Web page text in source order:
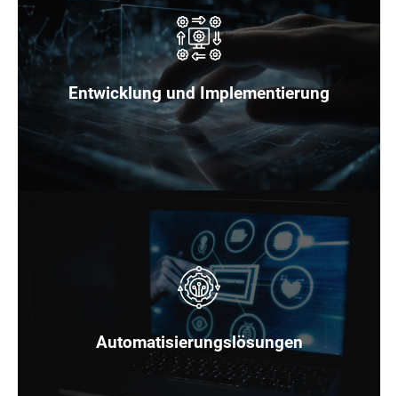
Entwicklung und Implementierung
Wir übernehmen die Entwicklung und Implementierung
maßgeschneiderter Lösungen für eure individuellen
Anforderungen.
Automatisierungslösungen
Unsere individuellen Lösungen zur Automatisierung
verbessern die Effizienz und optimieren eure
Arbeitsabläufe.